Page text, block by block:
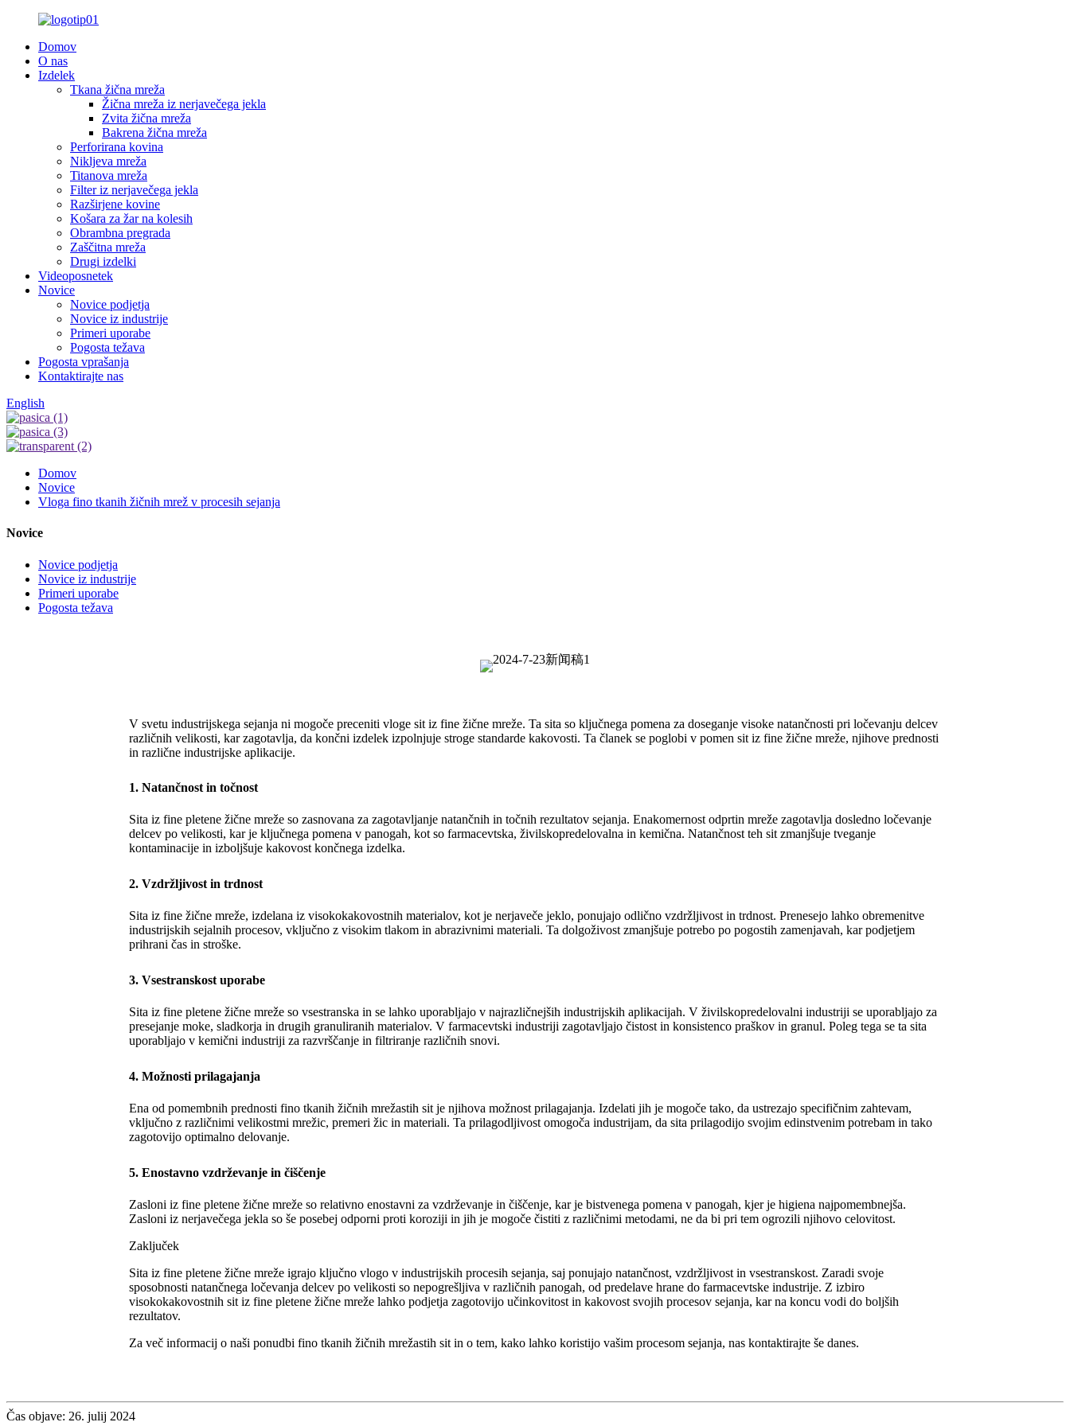
Domov
O nas
Izdelek
Tkana žična mreža
Žična mreža iz nerjavečega jekla
Zvita žična mreža
Bakrena žična mreža
Perforirana kovina
Nikljeva mreža
Titanova mreža
Filter iz nerjavečega jekla
Razširjene kovine
Košara za žar na kolesih
Obrambna pregrada
Zaščitna mreža
Drugi izdelki
Videoposnetek
Novice
Novice podjetja
Novice iz industrije
Primeri uporabe
Pogosta težava
Pogosta vprašanja
Kontaktirajte nas
English
Domov
Novice
Vloga fino tkanih žičnih mrež v procesih sejanja
Novice
Novice podjetja
Novice iz industrije
Primeri uporabe
Pogosta težava
V svetu industrijskega sejanja ni mogoče preceniti vloge sit iz fine žične mreže. Ta sita so ključnega pomena za doseganje visoke natančnosti pri ločevanju delcev
različnih velikosti, kar zagotavlja, da končni izdelek izpolnjuje stroge standarde kakovosti. Ta članek se poglobi v pomen sit iz fine žične mreže, njihove prednosti
in različne industrijske aplikacije.
1. Natančnost in točnost
Sita iz fine pletene žične mreže so zasnovana za zagotavljanje natančnih in točnih rezultatov sejanja. Enakomernost odprtin mreže zagotavlja dosledno ločevanje
delcev po velikosti, kar je ključnega pomena v panogah, kot so farmacevtska, živilskopredelovalna in kemična. Natančnost teh sit zmanjšuje tveganje
kontaminacije in izboljšuje kakovost končnega izdelka.
2. Vzdržljivost in trdnost
Sita iz fine žične mreže, izdelana iz visokokakovostnih materialov, kot je nerjaveče jeklo, ponujajo odlično vzdržljivost in trdnost. Prenesejo lahko obremenitve
industrijskih sejalnih procesov, vključno z visokim tlakom in abrazivnimi materiali. Ta dolgoživost zmanjšuje potrebo po pogostih zamenjavah, kar podjetjem
prihrani čas in stroške.
3. Vsestranskost uporabe
Sita iz fine pletene žične mreže so vsestranska in se lahko uporabljajo v najrazličnejših industrijskih aplikacijah. V živilskopredelovalni industriji se uporabljajo za
presejanje moke, sladkorja in drugih granuliranih materialov. V farmacevtski industriji zagotavljajo čistost in konsistenco praškov in granul. Poleg tega se ta sita
uporabljajo v kemični industriji za razvrščanje in filtriranje različnih snovi.
4. Možnosti prilagajanja
Ena od pomembnih prednosti fino tkanih žičnih mrežastih sit je njihova možnost prilagajanja. Izdelati jih je mogoče tako, da ustrezajo specifičnim zahtevam,
vključno z različnimi velikostmi mrežic, premeri žic in materiali. Ta prilagodljivost omogoča industrijam, da sita prilagodijo svojim edinstvenim potrebam in tako
zagotovijo optimalno delovanje.
5. Enostavno vzdrževanje in čiščenje
Zasloni iz fine pletene žične mreže so relativno enostavni za vzdrževanje in čiščenje, kar je bistvenega pomena v panogah, kjer je higiena najpomembnejša.
Zasloni iz nerjavečega jekla so še posebej odporni proti koroziji in jih je mogoče čistiti z različnimi metodami, ne da bi pri tem ogrozili njihovo celovitost.
Zaključek
Sita iz fine pletene žične mreže igrajo ključno vlogo v industrijskih procesih sejanja, saj ponujajo natančnost, vzdržljivost in vsestranskost. Zaradi svoje
sposobnosti natančnega ločevanja delcev po velikosti so nepogrešljiva v različnih panogah, od predelave hrane do farmacevtske industrije. Z izbiro
visokokakovostnih sit iz fine pletene žične mreže lahko podjetja zagotovijo učinkovitost in kakovost svojih procesov sejanja, kar na koncu vodi do boljših
rezultatov.
Za več informacij o naši ponudbi fino tkanih žičnih mrežastih sit in o tem, kako lahko koristijo vašim procesom sejanja, nas kontaktirajte še danes.
Čas objave: 26. julij 2024